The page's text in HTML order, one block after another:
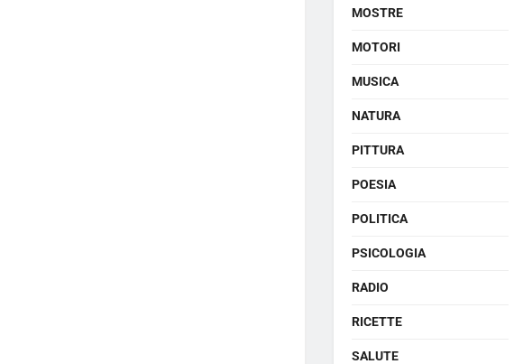
MOSTRE
MOTORI
MUSICA
NATURA
PITTURA
POESIA
POLITICA
PSICOLOGIA
RADIO
RICETTE
SALUTE